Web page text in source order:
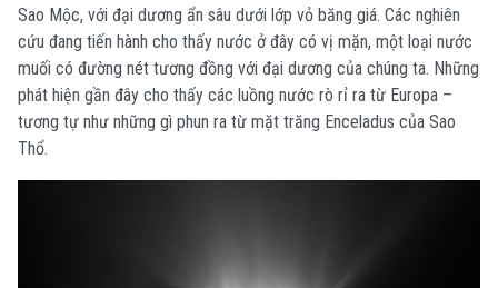
Sao Mộc, với đại dương ẩn sâu dưới lớp vỏ băng giá. Các nghiên
cứu đang tiến hành cho thấy nước ở đây có vị mặn, một loại nước
muối có đường nét tương đồng với đại dương của chúng ta. Những
phát hiện gần đây cho thấy các luồng nước rò rỉ ra từ Europa –
tương tự như những gì phun ra từ mặt trăng Enceladus của Sao
Thổ.